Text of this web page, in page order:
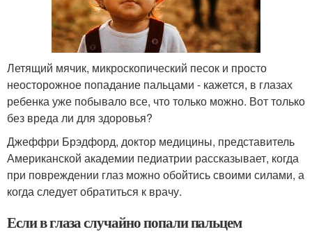
Летящий мячик, микроскопический песок и просто
неосторожное попадание пальцами - кажется, в глазах
ребенка уже побывало все, что только можно. Вот только
без вреда ли для здоровья?
Джеффри Брэдфорд, доктор медицины, представитель
Американской академии педиатрии рассказывает, когда
при повреждении глаз можно обойтись своими силами, а
когда следует обратиться к врачу.
Если в глаза случайно попали пальцем